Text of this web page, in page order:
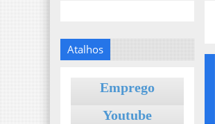
Atalhos
Emprego
Youtube